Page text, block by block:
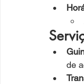
de